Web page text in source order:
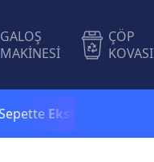
GALOŞ
MAKİNESİ
ÇÖP
KOVASI
Ekstra %5 İndirim!